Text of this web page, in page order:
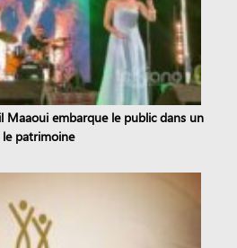
Maaoui embarque le public dans un
le patrimoine